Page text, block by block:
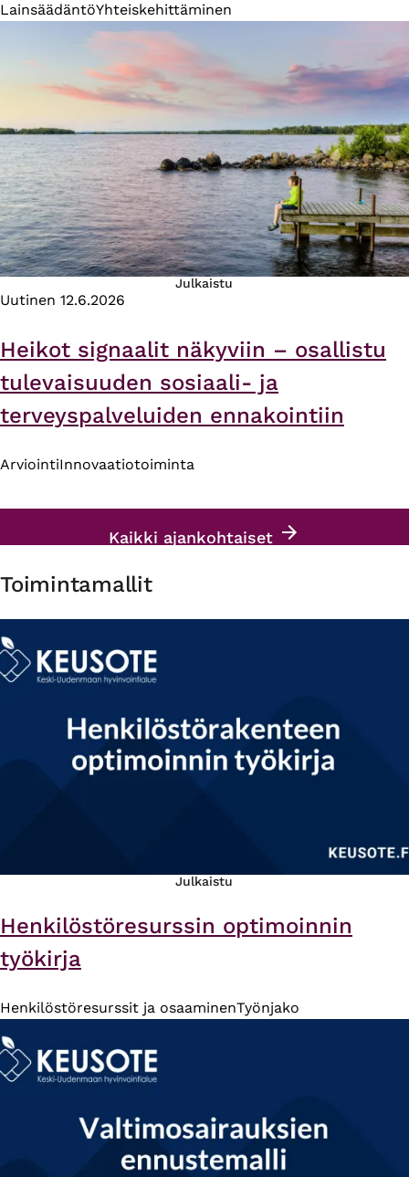
LainsäädäntöYhteiskehittäminen
Julkaistu
Uutinen 12.6.2026
Heikot signaalit näkyviin – osallistu
tulevaisuuden sosiaali- ja
terveyspalveluiden ennakointiin
ArviointiInnovaatiotoiminta
Kaikki ajankohtaiset
Toimintamallit
Julkaistu
Henkilöstöresurssin optimoinnin
työkirja
Henkilöstöresurssit ja osaaminenTyönjako